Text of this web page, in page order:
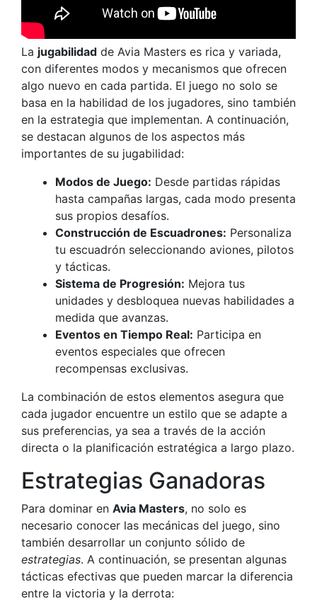
La jugabilidad de Avia Masters es rica y variada,
con diferentes modos y mecanismos que ofrecen
algo nuevo en cada partida. El juego no solo se
basa en la habilidad de los jugadores, sino también
en la estrategia que implementan. A continuación,
se destacan algunos de los aspectos más
importantes de su jugabilidad:
Modos de Juego: Desde partidas rápidas
hasta campañas largas, cada modo presenta
sus propios desafíos.
Construcción de Escuadrones: Personaliza
tu escuadrón seleccionando aviones, pilotos
y tácticas.
Sistema de Progresión: Mejora tus
unidades y desbloquea nuevas habilidades a
medida que avanzas.
Eventos en Tiempo Real: Participa en
eventos especiales que ofrecen
recompensas exclusivas.
La combinación de estos elementos asegura que
cada jugador encuentre un estilo que se adapte a
sus preferencias, ya sea a través de la acción
directa o la planificación estratégica a largo plazo.
Estrategias Ganadoras
Para dominar en Avia Masters, no solo es
necesario conocer las mecánicas del juego, sino
también desarrollar un conjunto sólido de
estrategias. A continuación, se presentan algunas
tácticas efectivas que pueden marcar la diferencia
entre la victoria y la derrota: